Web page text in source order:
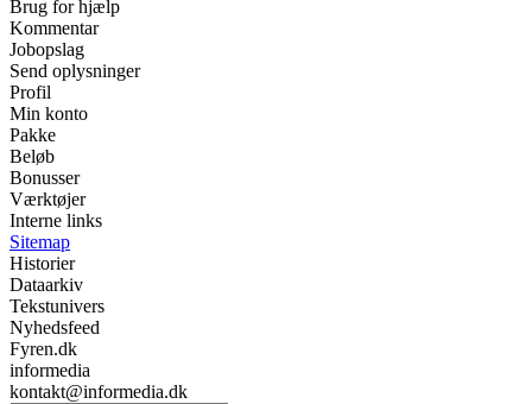
Brug for hjælp
Kommentar
Jobopslag
Send oplysninger
Profil
Min konto
Pakke
Beløb
Bonusser
Værktøjer
Interne links
Sitemap
Historier
Dataarkiv
Tekstunivers
Nyhedsfeed
Fyren.dk
informedia
kontakt@informedia.dk